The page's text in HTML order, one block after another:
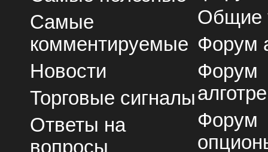
Самые
комментируемые
Новости
Торговые сигналы
Ответы на
вопросы
Общие
Форум
Форум
Форум